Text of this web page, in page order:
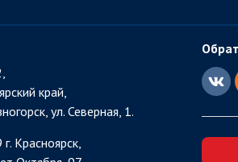
край,
ул. Северная, 1.
Красноярск,